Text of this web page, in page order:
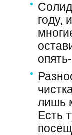
году,
лишь
Есть